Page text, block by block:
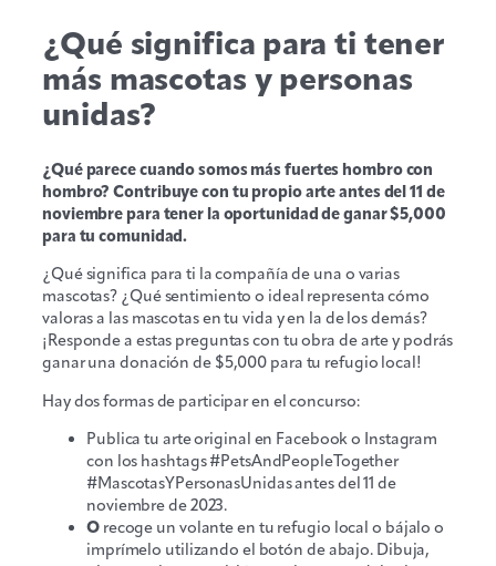
¿Qué significa para ti tener
más mascotas y personas
unidas?
¿Qué parece cuando somos más fuertes hombro con
hombro? Contribuye con tu propio arte antes del 11 de
noviembre para tener la oportunidad de ganar $5,000
para tu comunidad.
¿Qué significa para ti la compañía de una o varias
mascotas? ¿Qué sentimiento o ideal representa cómo
valoras a las mascotas en tu vida y en la de los demás?
¡Responde a estas preguntas con tu obra de arte y podrás
ganar una donación de $5,000 para tu refugio local!
Hay dos formas de participar en el concurso:
Publica tu arte original en Facebook o Instagram
con los hashtags #PetsAndPeopleTogether
#MascotasYPersonasUnidas antes del 11 de
noviembre de 2023.
Orecoge un volante en tu refugio local o bájalo o
imprímelo utilizando el botón de abajo. Dibuja,